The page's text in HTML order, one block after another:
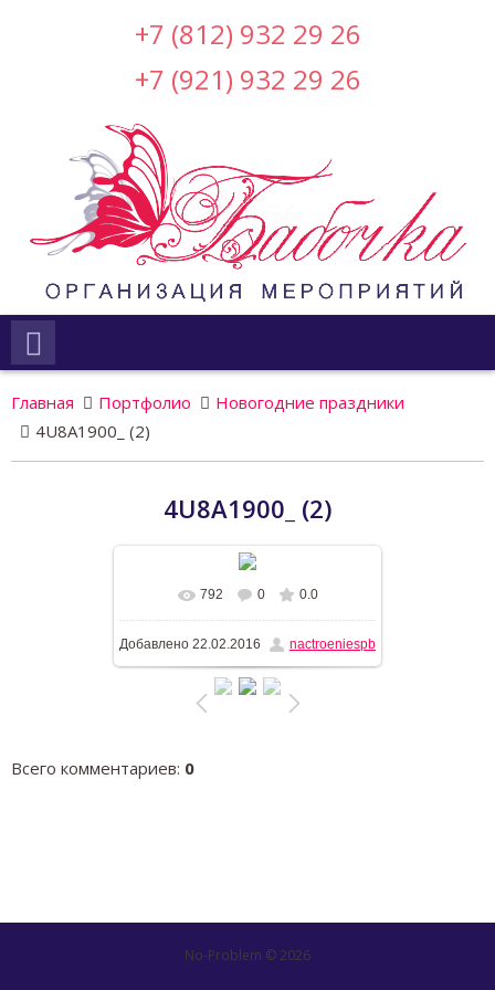
+7 (812) 932 29 26
+7 (921) 932 29 26
Главная Портфолио
Новогодние праздники
4U8A1900_ (2)
4U8A1900_ (2)
В реальном размере 1038x1600
445.6Kb
792 0 0.0
Добавлено 22.02.2016 nactroeniespb
Всего комментариев: 0
No-Problem © 2026